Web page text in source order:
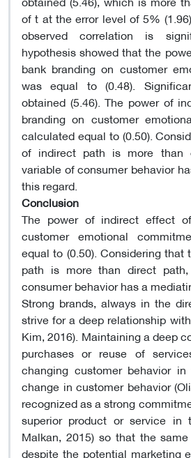
of t at the error level of 5%
observed correlation is
hypothesis showed that the
bank branding on customer
was equal to (0.48).
obtained (5.46). The power of
branding on customer
calculated equal to (0.50).
of indirect path is more than
variable of consumer behavior
this regard.
Conclusion
The power of indirect effect
customer emotional
equal to (0.50). Considering
path is more than direct
consumer behavior has a
Strong brands, always in the
strive for a deep relationship
Kim, 2016). Maintaining a deep
purchases or reuse of
changing customer behavior
change in customer behavior
recognized as a strong
superior product or service in
Malkan, 2015) so that the
despite the potential marketing